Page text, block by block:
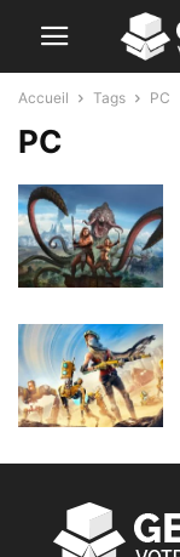
Accueil Tags PC
PC